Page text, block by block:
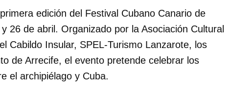
edición del Festival Cubano Canario de
26 de abril. Organizado por la Asociación Cultural
Cabildo Insular, SPEL-Turismo Lanzarote, los
de Arrecife, el evento pretende celebrar los
el archipiélago y Cuba.